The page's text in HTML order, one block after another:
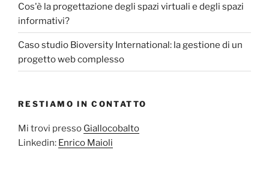
Cos'è la progettazione degli spazi virtuali e degli spazi
informativi?
Caso studio Bioversity International: la gestione di un
progetto web complesso
RESTIAMO IN CONTATTO
Mi trovi presso Giallocobalto
Linkedin: Enrico Maioli